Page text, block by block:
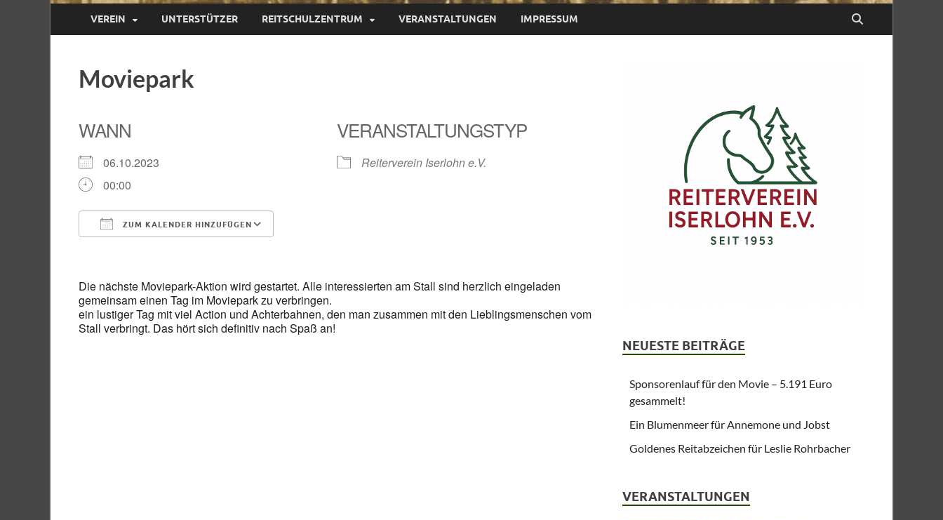
VEREIN UNTERSTÜTZER REITSCHULZENTRUM VERANSTALTUNGEN IMPRESSUM
Moviepark
WANN
06.10.2023
00:00
ZUM KALENDER HINZUFÜGEN
Office 365
VERANSTALTUNGSTYP
Reiterverein Iserlohn e.V.
Die nächste Moviepark-Aktion wird gestartet. Alle interessierten am Stall sind herzlich eingeladen
gemeinsam einen Tag im Moviepark zu verbringen.
ein lustiger Tag mit viel Action und Achterbahnen, den man zusammen mit den Lieblingsmenschen vom
Stall verbringt. Das hört sich definitiv nach Spaß an!
NEUESTE BEITRÄGE
Sponsorenlauf für den Movie – 5.191 Euro
gesammelt!
Ein Blumenmeer für Annemone und Jobst
Goldenes Reitabzeichen für Leslie Rohrbacher
VERANSTALTUNGEN